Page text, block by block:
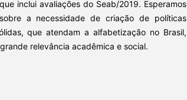
inclui avaliações do Seab/2019. Esperamos
a necessidade de criação de políticas
que atendam a alfabetização no Brasil,
relevância acadêmica e social.